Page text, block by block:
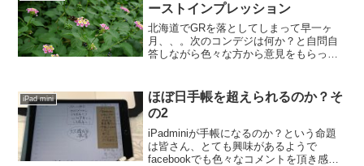
ーストインプレッション
北海道でGRを落としてしまって早一ヶ
月、、。次のコンデジは何か？と自問自
答しながら色々な方から意見をもらって
利口なカメラ」という印象です。取り説
も読まずに使っています...
iPad mini
ほぼ日手帳を超えられるのか？そ
の2
iPadminiが手帳になるのか？という命題
は皆さん、とても興味があるようで
facebookでも色々なコメントを頂き感謝